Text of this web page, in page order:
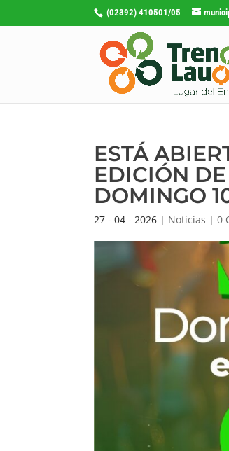
(02392) 410501/05
ESTÁ
EDICIÓN
DOMINGO
27 - 04 - 2026 | Noticias |0